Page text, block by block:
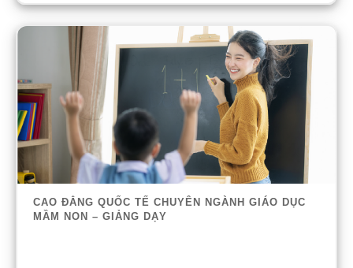
CAO ĐẲNG QUỐC TẾ CHUYÊN NGÀNH GIÁO DỤC
MẦM NON – GIẢNG DẠY